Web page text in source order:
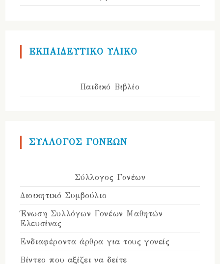
ΕΚΠΑΙΔΕΥΤΙΚΟ ΥΛΙΚΟ
Παιδικό Βιβλίο
ΣΥΛΛΟΓΟΣ ΓΟΝΕΩΝ
Σύλλογος Γονέων
Διοικητικό Συμβούλιο
Ένωση Συλλόγων Γονέων Μαθητών
Ελευσίνας
Ενδιαφέροντα άρθρα για τους γονείς
Βίντεο που αξίζει να δείτε